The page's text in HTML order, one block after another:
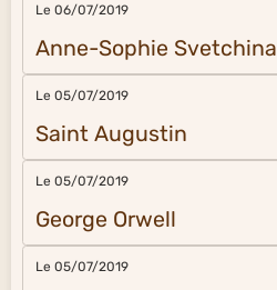
Le 06/07/2019
Anne-Sophie Svetchina
Le 05/07/2019
Saint Augustin
Le 05/07/2019
George Orwell
Le 05/07/2019